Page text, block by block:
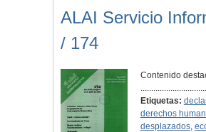
ALAI Servicio
/ 174
Contenido
Etiquetas:
derechos
desplazados,